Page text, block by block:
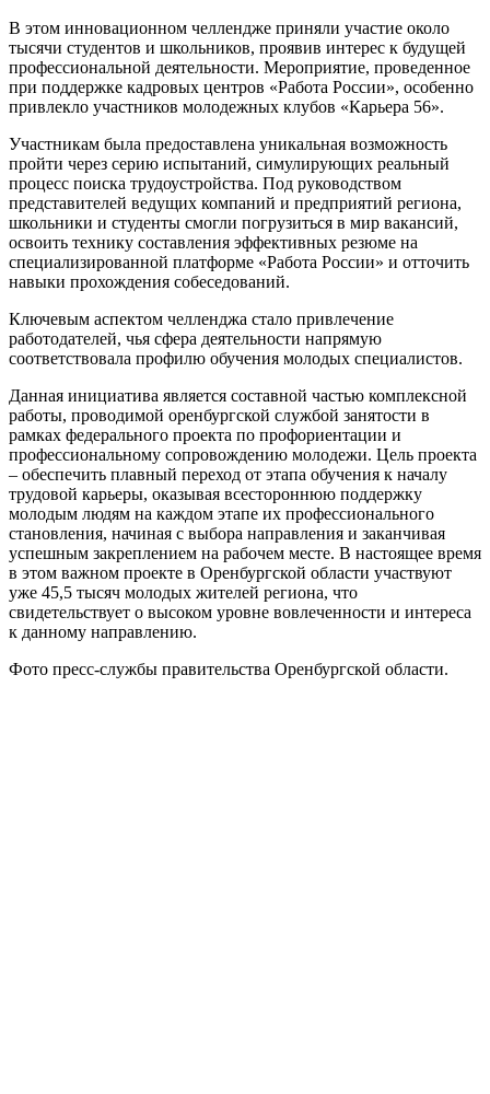
В этом инновационном челлендже приняли участие около
тысячи студентов и школьников, проявив интерес к будущей
профессиональной деятельности. Мероприятие, проведенное
при поддержке кадровых центров «Работа России», особенно
привлекло участников молодежных клубов «Карьера 56».
Участникам была предоставлена уникальная возможность
пройти через серию испытаний, симулирующих реальный
процесс поиска трудоустройства. Под руководством
представителей ведущих компаний и предприятий региона,
школьники и студенты смогли погрузиться в мир вакансий,
освоить технику составления эффективных резюме на
специализированной платформе «Работа России» и отточить
навыки прохождения собеседований.
Ключевым аспектом челленджа стало привлечение
работодателей, чья сфера деятельности напрямую
соответствовала профилю обучения молодых специалистов.
Данная инициатива является составной частью комплексной
работы, проводимой оренбургской службой занятости в
рамках федерального проекта по профориентации и
профессиональному сопровождению молодежи. Цель проекта
– обеспечить плавный переход от этапа обучения к началу
трудовой карьеры, оказывая всестороннюю поддержку
молодым людям на каждом этапе их профессионального
становления, начиная с выбора направления и заканчивая
успешным закреплением на рабочем месте. В настоящее время
в этом важном проекте в Оренбургской области участвуют
уже 45,5 тысяч молодых жителей региона, что
свидетельствует о высоком уровне вовлеченности и интереса
к данному направлению.
Фото пресс-службы правительства Оренбургской области.